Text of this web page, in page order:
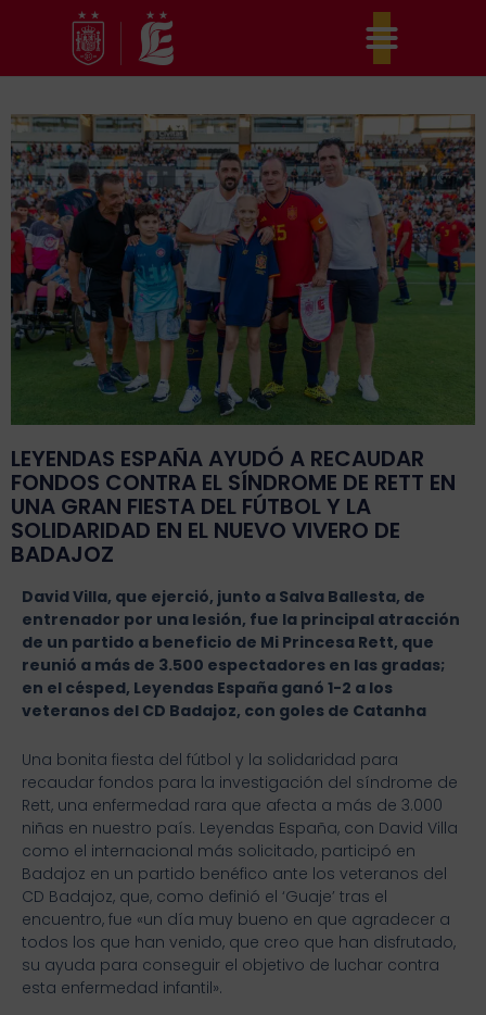
contenido
LEYENDAS ESPAÑA AYUDÓ A RECAUDAR
FONDOS CONTRA EL SÍNDROME DE RETT EN
UNA GRAN FIESTA DEL FÚTBOL Y LA
SOLIDARIDAD EN EL NUEVO VIVERO DE
BADAJOZ
David Villa, que ejerció, junto a Salva Ballesta, de
entrenador por una lesión, fue la principal atracción
de un partido a beneficio de Mi Princesa Rett, que
reunió a más de 3.500 espectadores en las gradas;
en el césped, Leyendas España ganó 1-2 a los
veteranos del CD Badajoz, con goles de Catanha
Una bonita fiesta del fútbol y la solidaridad para
recaudar fondos para la investigación del síndrome de
Rett, una enfermedad rara que afecta a más de 3.000
niñas en nuestro país. Leyendas España, con David Villa
como el internacional más solicitado, participó en
Badajoz en un partido benéfico ante los veteranos del
CD Badajoz, que, como definió el ‘Guaje’ tras el
encuentro, fue «un día muy bueno en que agradecer a
todos los que han venido, que creo que han disfrutado,
su ayuda para conseguir el objetivo de luchar contra
esta enfermedad infantil».